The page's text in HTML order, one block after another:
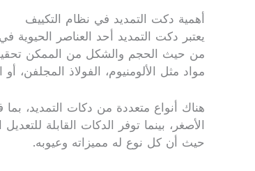
أهمية دكت التمديد في نظام التكييف
يعتبر دكت التمديد أحد العناصر
من حيث الحجم والشكل من الممكن تحقيق
مواد مثل الألومنيوم، الفولاذ المجلفن،
هناك أنواع متعددة من دكات التمديد،
الأصغر، بينما توفر الدكات القابلة
حيث أن كل نوع له مميزاته وعيوبه.